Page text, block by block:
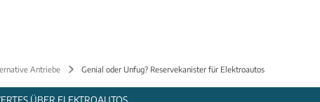
Antriebe Genial oder Unfug? Reservekanister für Elektroautos
ÜBER ELEKTROAUTOS